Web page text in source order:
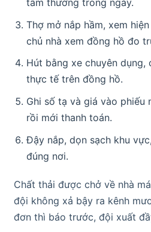
tâm thường trong ngày.
Thợ mở nắp hầm, xem
chủ nhà xem đồng hồ đo
Hút bằng xe chuyên dụng,
thực tế trên đồng hồ.
Ghi số tạ và giá vào phiếu
rồi mới thanh toán.
Đậy nắp, dọn sạch khu
đúng nơi.
Chất thải được chở về nhà
đội không xả bậy ra kênh
đơn thì báo trước, đội xuất